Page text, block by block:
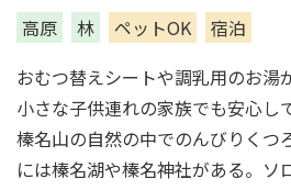
高原
林 ペットOK
宿泊
おむつ替えシートや調乳用のお湯
小さな子供連れの家族でも安心し
榛名山の自然の中でのんびりくつ
には榛名湖や榛名神社がある。ソ